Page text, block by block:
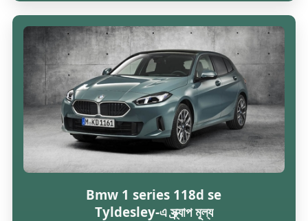
Bmw 1 series 118d se
Tyldesley-এ স্ক্র্যাপ মূল্য